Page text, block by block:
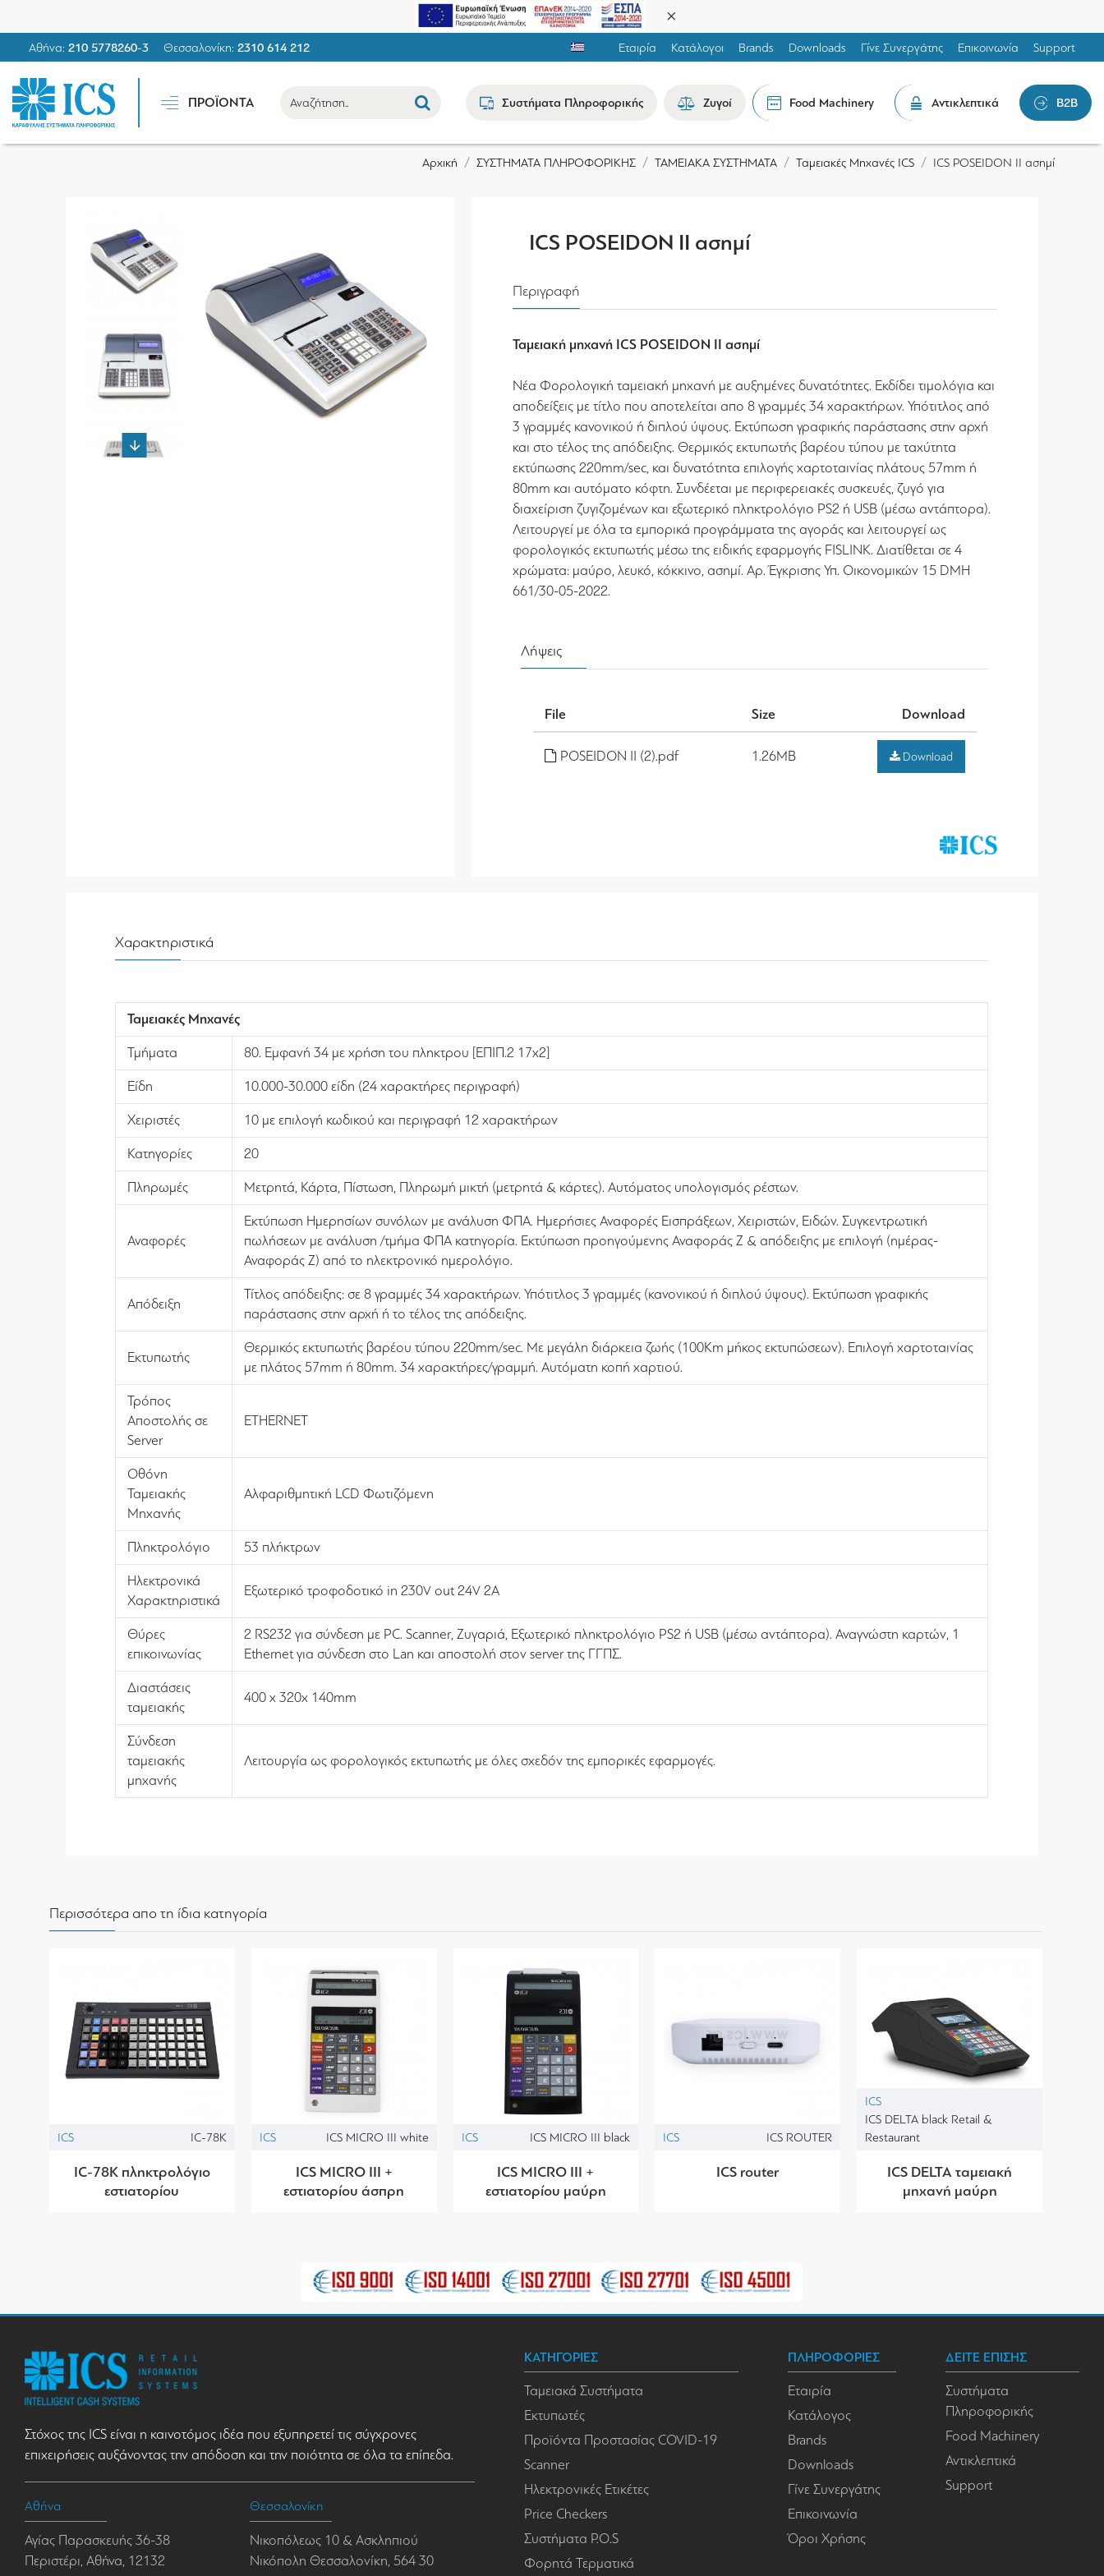
Αθήνα: 210 5778260-3 Θεσσαλονίκη: 2310 614 212 Εταιρία Κατάλογοι Brands Downloads Γίνε Συνεργάτης Επικοινωνία Support
ΠΡΟΪΟΝΤΑ Συστήματα Πληροφορικής Ζυγοί Food Machinery Αντικλεπτικά B2B
Αρχική ΣΥΣΤΗΜΑΤΑ ΠΛΗΡΟΦΟΡΙΚΗΣ ΤΑΜΕΙΑΚΑ ΣΥΣΤΗΜΑΤΑ Ταμειακές Μηχανές ICS ICS POSEIDON II ασημί
ICS POSEIDON II ασημί
Λήψεις
File Size Download
POSEIDON II (2).pdf 1.26MB Download
Περιγραφή
Ταμειακή μηχανή ICS POSEIDON II ασημί
Νέα Φορολογική ταμειακή μηχανή με αυξημένες δυνατότητες. Εκδίδει τιμολόγια και
αποδείξεις με τίτλο που αποτελείται απο 8 γραμμές 34 χαρακτήρων. Υπότιτλος από
3 γραμμές κανονικού ή διπλού ύψους. Εκτύπωση γραφικής παράστασης στην αρχή
και στο τέλος της απόδειξης. Θερμικός εκτυπωτής βαρέου τύπου με ταχύτητα
εκτύπωσης 220mm/sec, και δυνατότητα επιλογής χαρτοταινίας πλάτους 57mm ή
80mm και αυτόματο κόφτη. Συνδέεται με περιφερειακές συσκευές, ζυγό για
διαχείριση ζυγιζομένων και εξωτερικό πληκτρολόγιο PS2 ή USB (μέσω αντάπτορα).
Λειτουργεί με όλα τα εμπορικά προγράμματα της αγοράς και λειτουργεί ως
φορολογικός εκτυπωτής μέσω της ειδικής εφαρμογής FISLINK. Διατίθεται σε 4
χρώματα: μαύρο, λευκό, κόκκινο, ασημί. Αρ. Έγκρισης Υπ. Οικονομικών 15 DMH
661/30-05-2022.
Χαρακτηριστικά
Ταμειακές Μηχανές
Τμήματα 80. Εμφανή 34 με χρήση του πληκτρου [ΕΠΙΠ.2 17x2]
Είδη 10.000-30.000 είδη (24 χαρακτήρες περιγραφή)
Χειριστές 10 με επιλογή κωδικού και περιγραφή 12 χαρακτήρων
Κατηγορίες 20
Πληρωμές Μετρητά, Κάρτα, Πίστωση, Πληρωμή μικτή (μετρητά & κάρτες). Αυτόματος υπολογισμός ρέστων.
Αναφορές
Εκτύπωση Ημερησίων συνόλων με ανάλυση ΦΠΑ. Ημερήσιες Αναφορές Εισπράξεων, Χειριστών, Ειδών. Συγκεντρωτική
πωλήσεων με ανάλυση /τμήμα ΦΠΑ κατηγορία. Εκτύπωση προηγούμενης Αναφοράς Ζ & απόδειξης με επιλογή (ημέρας-
Αναφοράς Ζ) από το ηλεκτρονικό ημερολόγιο.
Απόδειξη
Τίτλος απόδειξης: σε 8 γραμμές 34 χαρακτήρων. Υπότιτλος 3 γραμμές (κανονικού ή διπλού ύψους). Εκτύπωση γραφικής
παράστασης στην αρχή ή το τέλος της απόδειξης.
Εκτυπωτής
Θερμικός εκτυπωτής βαρέου τύπου 220mm/sec. Με μεγάλη διάρκεια ζωής (100Km μήκος εκτυπώσεων). Επιλογή χαρτοταινίας
με πλάτος 57mm ή 80mm. 34 χαρακτήρες/γραμμή. Αυτόματη κοπή χαρτιού.
Τρόπος
Αποστολής σε
Server
ETHERNET
Οθόνη
Ταμειακής
Μηχανής
Αλφαριθμητική LCD Φωτιζόμενη
Πληκτρολόγιο 53 πλήκτρων
Ηλεκτρονικά
Χαρακτηριστικά
Εξωτερικό τροφοδοτικό in 230V out 24V 2A
Θύρες
επικοινωνίας
2 RS232 για σύνδεση με PC. Scanner, Ζυγαριά, Εξωτερικό πληκτρολόγιο PS2 ή USB (μέσω αντάπτορα). Αναγνώστη καρτών, 1
Ethernet για σύνδεση στο Lan και αποστολή στον server της ΓΓΠΣ.
Διαστάσεις
ταμειακής
400 x 320x 140mm
Σύνδεση
ταμειακής
μηχανής
Λειτουργία ως φορολογικός εκτυπωτής με όλες σχεδόν της εμπορικές εφαρμογές.
Περισσότερα απο τη ίδια κατηγορία
ICS IC-78K
IC-78K πληκτρολόγιο
εστιατορίου
ICS ICS MICRO III white
ICS MICRO III +
εστιατορίου άσπρη
ICS ICS MICRO III black
ICS MICRO III +
εστιατορίου μαύρη
ICS ICS ROUTER
ICS router
ICS
ICS DELTA black Retail &
Restaurant
ICS DELTA ταμειακή
μηχανή μαύρη
Στόχος της ICS είναι η καινοτόμος ιδέα που εξυπηρετεί τις σύγχρονες
επιχειρήσεις αυξάνοντας την απόδοση και την ποιότητα σε όλα τα επίπεδα.
Αθήνα
Αγίας Παρασκευής 36-38
Περιστέρι, Αθήνα, 12132
Θεσσαλονίκη
Νικοπόλεως 10 & Ασκληπιού
Νικόπολη Θεσσαλονίκη, 564 30
ΚΑΤΗΓΟΡΙΕΣ
Ταμειακά Συστήματα
Εκτυπωτές
Προϊόντα Προστασίας COVID-19
Scanner
Ηλεκτρονικές Ετικέτες
Price Checkers
Συστήματα P.O.S
Φορητά Τερματικά
ΠΛΗΡΟΦΟΡΙΕΣ
Εταιρία
Κατάλογος
Brands
Downloads
Γίνε Συνεργάτης
Επικοινωνία
Όροι Χρήσης
ΔΕΙΤΕ ΕΠΙΣΗΣ
Συστήματα
Πληροφορικής
Food Machinery
Αντικλεπτικά
Support